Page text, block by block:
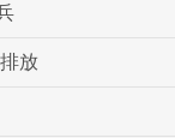
放